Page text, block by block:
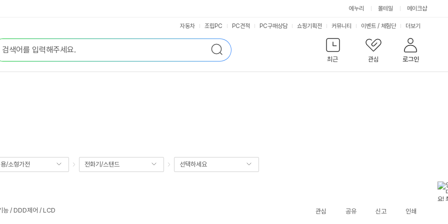
에누리 몰테일 메이크샵
검
색
최근
관심 로그인
자동차 조립PC PC견적 PC구매상담 쇼핑기획전 커뮤니티 이벤트 / 체험단 서
비
스
더보기
/소형가전 전화기/스탠드 선택하세요
능 / DDD제어 / LCD 관심 공유 신고 인쇄